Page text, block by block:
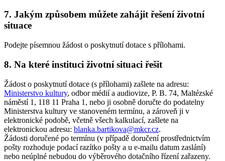
7. Jakým způsobem můžete zahájit řešení životní
situace
Podejte písemnou žádost o poskytnutí dotace s přílohami.
8. Na které instituci životní situaci řešit
Žádost o poskytnutí dotace (s přílohami) zašlete na adresu:
Ministerstvo kultury, odbor médií a audiovize, P. B. 74, Maltézské
náměstí 1, 118 11 Praha 1, nebo ji osobně doručte do podatelny
Ministerstva kultury ve stanoveném termínu, a zároveň ji v
elektronické podobě, včetně všech kalkulací, zašlete na
elektronickou adresu: blanka.bartikova@mkcr.cz.
Žádosti doručené po termínu (v případě doručení prostřednictvím
pošty rozhoduje podací razítko pošty a u e-mailu datum zaslání)
nebo neúplné nebudou do výběrového dotačního řízení zařazeny.